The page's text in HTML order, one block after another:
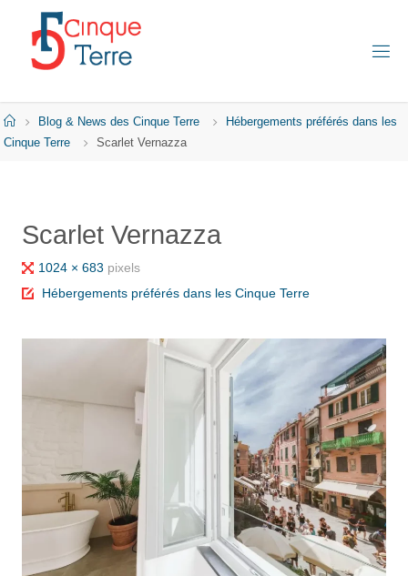
content
Q
U
E
TA
E
HomeBlog & News des Cinque Terre
Hébergements préférés dans les
Cinque Terre
Scarlet Vernazza
Scarlet Vernazza
Full
size
1024 × 683 pixels
Hébergements préférés dans les Cinque Terre